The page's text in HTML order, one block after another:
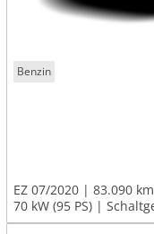
Benzin
EZ 07/2020
83.090 km
70 kW (95 PS)